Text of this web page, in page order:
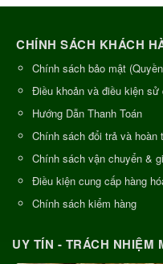
CHÍNH SÁCH KHÁCH
Chính sách bảo mật
Điều khoản và điều kiện sử
Hướng Dẫn Thanh Toán
Chính sách đổi trả và hoàn
Chính sách vận chuyển &
Điều kiện cung cấp hàng
Chính sách kiểm hàng
UY TÍN - TRÁCH NHIỆM